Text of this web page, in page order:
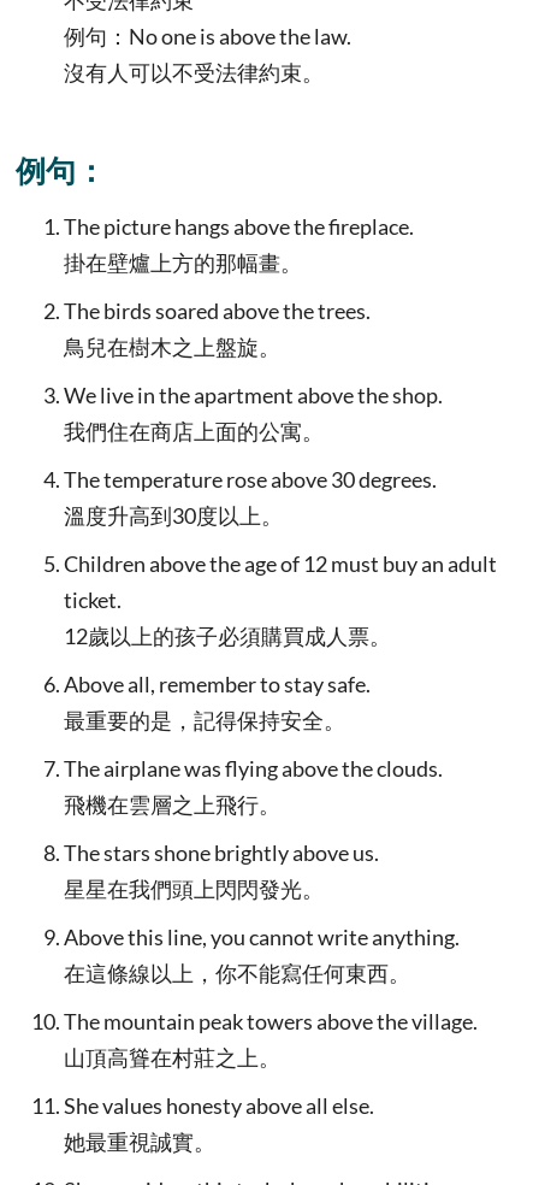
例句：No one is above the law.
沒有人可以不受法律約束。
例句：
The picture hangs above the fireplace.
掛在壁爐上方的那幅畫。
The birds soared above the trees.
鳥兒在樹木之上盤旋。
We live in the apartment above the shop.
我們住在商店上面的公寓。
The temperature rose above 30 degrees.
溫度升高到30度以上。
Children above the age of 12 must buy an adult
ticket.
12歲以上的孩子必須購買成人票。
Above all, remember to stay safe.
最重要的是，記得保持安全。
The airplane was flying above the clouds.
飛機在雲層之上飛行。
The stars shone brightly above us.
星星在我們頭上閃閃發光。
Above this line, you cannot write anything.
在這條線以上，你不能寫任何東西。
The mountain peak towers above the village.
山頂高聳在村莊之上。
She values honesty above all else.
她最重視誠實。